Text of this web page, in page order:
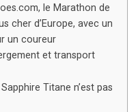
le Marathon de
cher d’Europe, avec un
un coureur
et transport
Titane n’est pas